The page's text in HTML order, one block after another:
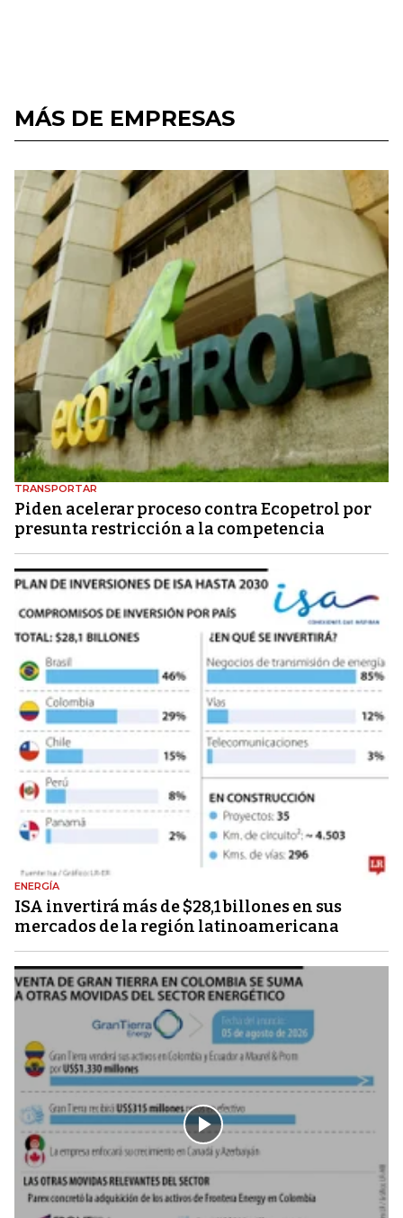
MÁS DE EMPRESAS
TRANSPORTAR
Piden acelerar proceso contra Ecopetrol por
presunta restricción a la competencia
ENERGÍA
ISA invertirá más de $28,1 billones en sus
mercados de la región latinoamericana